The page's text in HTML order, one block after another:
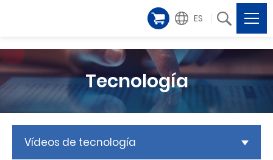
ES
Tecnología
Vídeos de tecnología